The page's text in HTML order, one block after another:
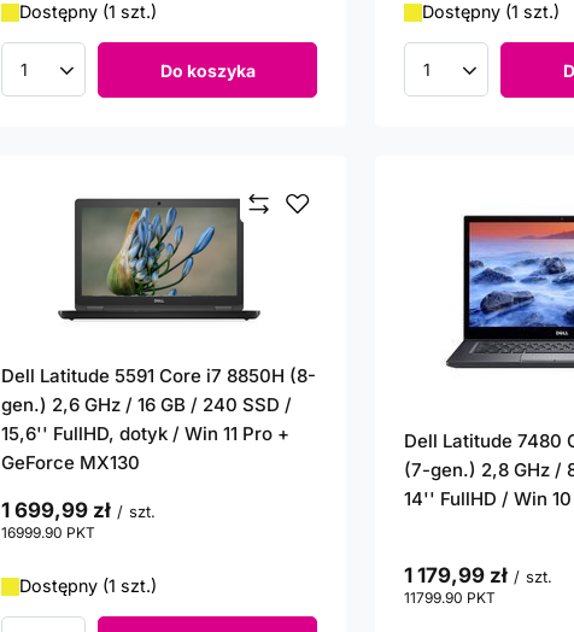
Dostępny (1 szt.)
Ilość produktów Do koszyka
Dostępny (1 szt.)
Ilość produktów
Dell Latitude 5591 Core i7 8850H (8-
gen.) 2,6 GHz / 16 GB / 240 SSD /
15,6'' FullHD, dotyk / Win 11 Pro +
GeForce MX130
1 699,99 zł / szt.
16999.90 PKT
Dostępny (1 szt.)
Dell Latitude 7480
(7-gen.) 2,8 GHz /
14'' FullHD / Win
1 179,99 zł / szt.
11799.90 PKT